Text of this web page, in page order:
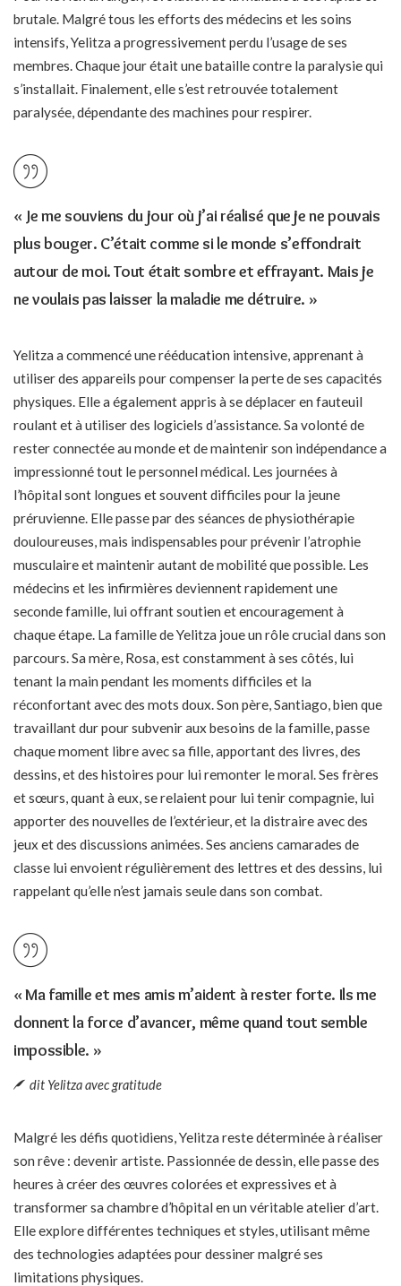
brutale. Malgré tous les efforts des médecins et les soins
intensifs, Yelitza a progressivement perdu l’usage de ses
membres. Chaque jour était une bataille contre la paralysie qui
s’installait. Finalement, elle s’est retrouvée totalement
paralysée, dépendante des machines pour respirer.
« Je me souviens du jour où j’ai réalisé que je ne pouvais
plus bouger. C’était comme si le monde s’effondrait
autour de moi. Tout était sombre et effrayant. Mais je
ne voulais pas laisser la maladie me détruire. »
Yelitza a commencé une rééducation intensive, apprenant à
utiliser des appareils pour compenser la perte de ses capacités
physiques. Elle a également appris à se déplacer en fauteuil
roulant et à utiliser des logiciels d’assistance. Sa volonté de
rester connectée au monde et de maintenir son indépendance a
impressionné tout le personnel médical. Les journées à
l’hôpital sont longues et souvent difficiles pour la jeune
préruvienne. Elle passe par des séances de physiothérapie
douloureuses, mais indispensables pour prévenir l’atrophie
musculaire et maintenir autant de mobilité que possible. Les
médecins et les infirmières deviennent rapidement une
seconde famille, lui offrant soutien et encouragement à
chaque étape. La famille de Yelitza joue un rôle crucial dans son
parcours. Sa mère, Rosa, est constamment à ses côtés, lui
tenant la main pendant les moments difficiles et la
réconfortant avec des mots doux. Son père, Santiago, bien que
travaillant dur pour subvenir aux besoins de la famille, passe
chaque moment libre avec sa fille, apportant des livres, des
dessins, et des histoires pour lui remonter le moral. Ses frères
et sœurs, quant à eux, se relaient pour lui tenir compagnie, lui
apporter des nouvelles de l’extérieur, et la distraire avec des
jeux et des discussions animées. Ses anciens camarades de
classe lui envoient régulièrement des lettres et des dessins, lui
rappelant qu’elle n’est jamais seule dans son combat.
« Ma famille et mes amis m’aident à rester forte. Ils me
donnent la force d’avancer, même quand tout semble
impossible. »
dit Yelitza avec gratitude
Malgré les défis quotidiens, Yelitza reste déterminée à réaliser
son rêve : devenir artiste. Passionnée de dessin, elle passe des
heures à créer des œuvres colorées et expressives et à
transformer sa chambre d’hôpital en un véritable atelier d’art.
Elle explore différentes techniques et styles, utilisant même
des technologies adaptées pour dessiner malgré ses
limitations physiques.